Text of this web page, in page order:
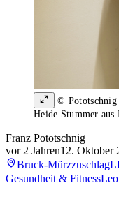
© Pototschnig
Heide Stummer
Franz Pototschnig
vor 2 Jahren12. Oktober
Bruck-Mürzzuschlag
Gesundheit & Fitness